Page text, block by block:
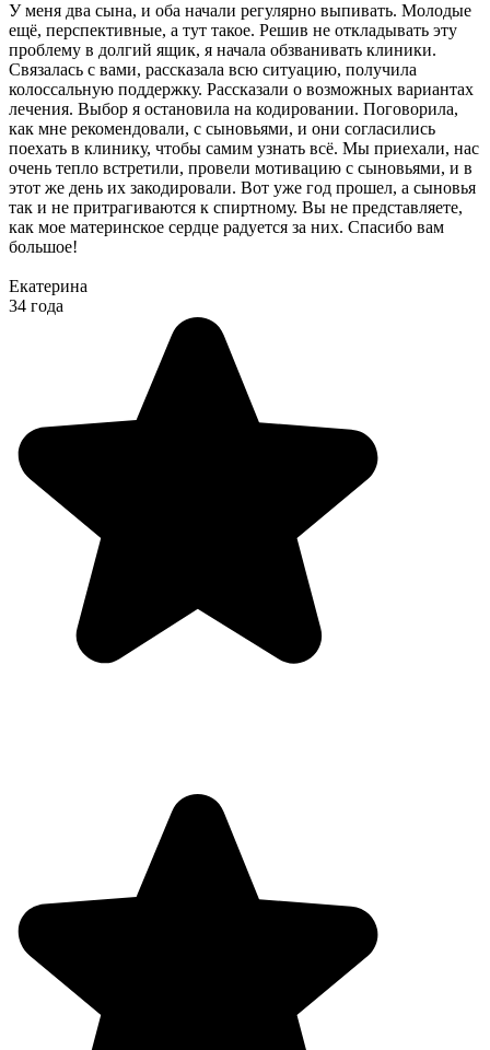
У меня два сына, и оба начали регулярно выпивать. Молодые
ещё, перспективные, а тут такое. Решив не откладывать эту
проблему в долгий ящик, я начала обзванивать клиники.
Связалась с вами, рассказала всю ситуацию, получила
колоссальную поддержку. Рассказали о возможных вариантах
лечения. Выбор я остановила на кодировании. Поговорила,
как мне рекомендовали, с сыновьями, и они согласились
поехать в клинику, чтобы самим узнать всё. Мы приехали, нас
очень тепло встретили, провели мотивацию с сыновьями, и в
этот же день их закодировали. Вот уже год прошел, а сыновья
так и не притрагиваются к спиртному. Вы не представляете,
как мое материнское сердце радуется за них. Спасибо вам
большое!
Екатерина
34 года